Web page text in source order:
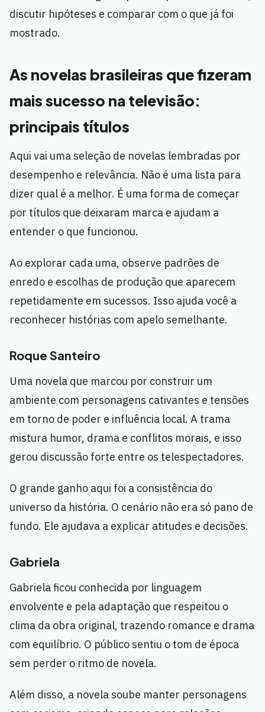
discutir hipóteses e comparar com o que já foi
mostrado.
As novelas brasileiras que fizeram
mais sucesso na televisão:
principais títulos
Aqui vai uma seleção de novelas lembradas por
desempenho e relevância. Não é uma lista para
dizer qual é a melhor. É uma forma de começar
por títulos que deixaram marca e ajudam a
entender o que funcionou.
Ao explorar cada uma, observe padrões de
enredo e escolhas de produção que aparecem
repetidamente em sucessos. Isso ajuda você a
reconhecer histórias com apelo semelhante.
Roque Santeiro
Uma novela que marcou por construir um
ambiente com personagens cativantes e tensões
em torno de poder e influência local. A trama
mistura humor, drama e conflitos morais, e isso
gerou discussão forte entre os telespectadores.
O grande ganho aqui foi a consistência do
universo da história. O cenário não era só pano de
fundo. Ele ajudava a explicar atitudes e decisões.
Gabriela
Gabriela ficou conhecida por linguagem
envolvente e pela adaptação que respeitou o
clima da obra original, trazendo romance e drama
com equilíbrio. O público sentiu o tom de época
sem perder o ritmo de novela.
Além disso, a novela soube manter personagens